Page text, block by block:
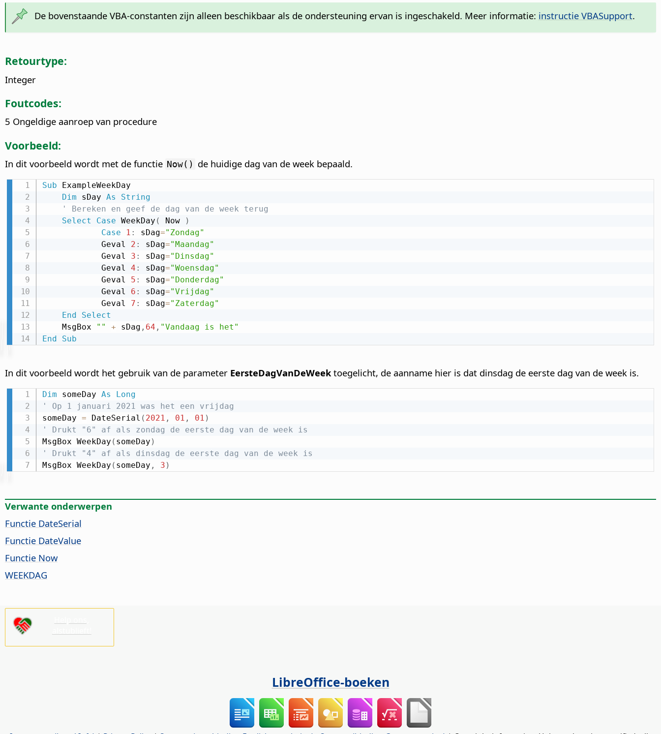
De bovenstaande VBA-constanten zijn alleen beschikbaar als de ondersteuning ervan is ingeschakeld. Meer informatie: instructie VBASupport.
Retourtype:
Integer
Foutcodes:
5 Ongeldige aanroep van procedure
Voorbeeld:
In dit voorbeeld wordt met de functie Now() de huidige dag van de week bepaald.
Sub ExampleWeekDay
Dim sDay As
String
' Bereken en geef de dag van de week terug
Select
Case WeekDay ( Now
)
Case
1 : sDag="Zondag"
            Geval
2 : sDag="Maandag"
            Geval
3 : sDag="Dinsdag"
            Geval
4 : sDag="Woensdag"
            Geval
5 : sDag="Donderdag"
            Geval
6 : sDag="Vrijdag"
            Geval
7 : sDag="Zaterdag"
End
Select
    MsgBox
"" + sDag , 64 , "Vandaag is het"
End
Sub
In dit voorbeeld wordt het gebruik van de parameter EersteDagVanDeWeektoegelicht, de aanname hier is dat dinsdag de eerste dag van de week is.
Dim someDay As
Long
' Op 1 januari 2021 was het een vrijdag
someDay = DateSerial ( 2021 , 01 , 01 )
' Drukt "6" af als zondag de eerste dag van de week is
MsgBox WeekDay ( someDay )
' Drukt "4" af als dinsdag de eerste dag van de week is
MsgBox WeekDay ( someDay , 3 )
Verwante onderwerpen
Functie DateSerial
Functie DateValue
Functie Now
WEEKDAG
LibreOffice-boeken